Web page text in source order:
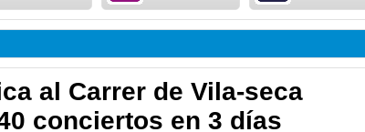
al Carrer de Vila-seca
conciertos en 3 días